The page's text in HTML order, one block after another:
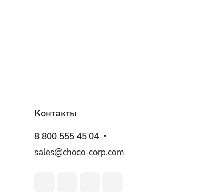
Контакты
8 800 555 45 04
sales@choco-corp.com